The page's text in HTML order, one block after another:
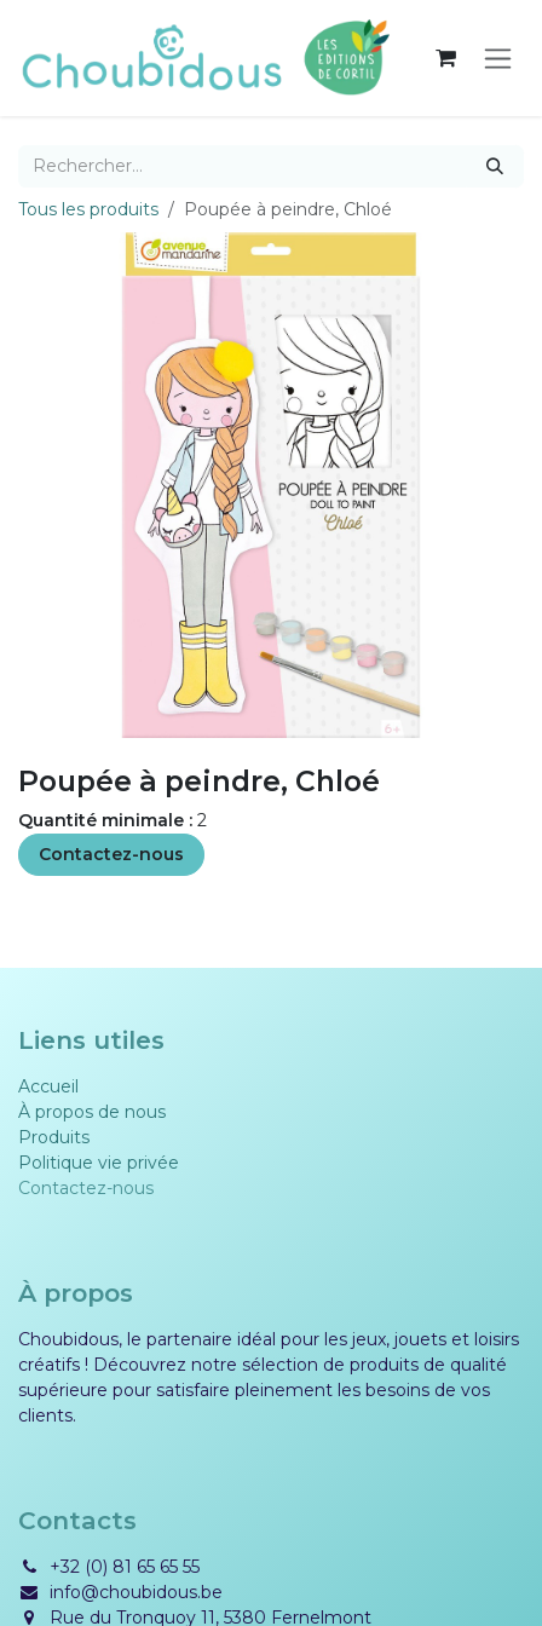
Tous les produits Poupée à peindre, Chloé
Poupée à peindre, Chloé
Quantité minimale : 2
Contactez-nous
Liens utiles
Accueil
À propos de nous
Produits
Politique vie privée​​
Contactez-nous
À propos
Choubidous, le partenaire idéal pour les jeux, jouets et loisirs
créatifs ! Découvrez notre sélection de produits de qualité
supérieure pour satisfaire pleinement les besoins de vos
clients.
Contacts
+32 (0) 81 65 65 55
info@choubidous.be
Rue du Tronquoy 11, 5380 Fernelmont